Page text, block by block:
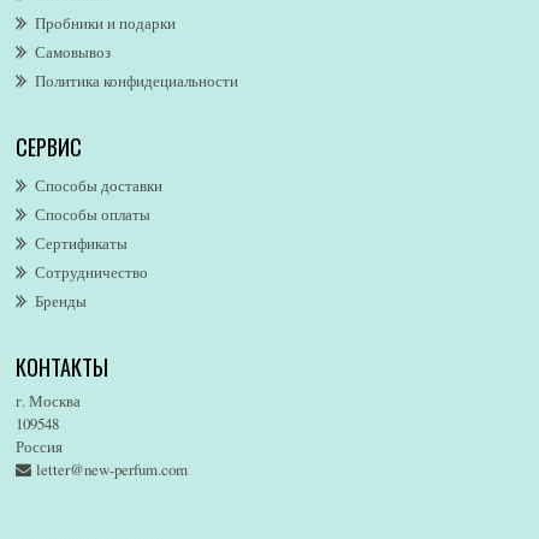
Alfred Dunhill
Alfred Ritchy
Alfred Sung
AllSaints
Alsayad
Altaia
Alvarez Gomez
Alviero Martini
Alyson Oldoini
American Eagle
Amore Segreto
Amorino
Amouage
Пробники и подарки
Самовывоз
Политика конфидециальности
СЕРВИС
Способы доставки
Способы оплаты
Сертификаты
Сотрудничество
Бренды
КОНТАКТЫ
г. Москва
109548
Россия
letter@new-perfum.com